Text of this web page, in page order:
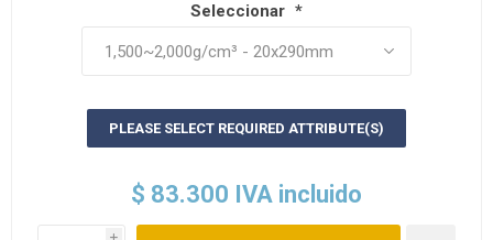
Seleccionar *
PLEASE SELECT REQUIRED ATTRIBUTE(S)
$ 83.300 IVA incluido
i